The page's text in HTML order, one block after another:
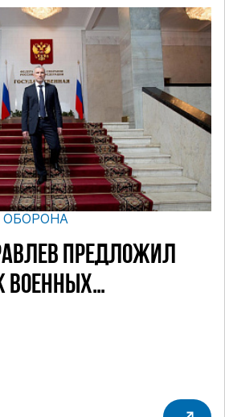
ОБОРОНА
ПРЕДЛОЖИЛ
ВОЕННЫХ